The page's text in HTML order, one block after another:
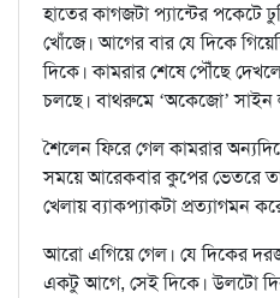
হাতের কাগজটা প‍্যান্টের পকেটে
খোঁজে। আগের বার যে দিকে
দিকে। কামরার শেষে পৌঁছে
চলছে। বাথরুমে ‘অকেজো’ সাইন
শৈলেন ফিরে গেল কামরার
সময়ে আরেকবার কুপের ভেতরে
খেলায় ব‍্যাকপ‍্যাকটা প্রত‍্যাগমন
আরো এগিয়ে গেল। যে দিকের
একটু আগে, সেই দিকে। উলটো